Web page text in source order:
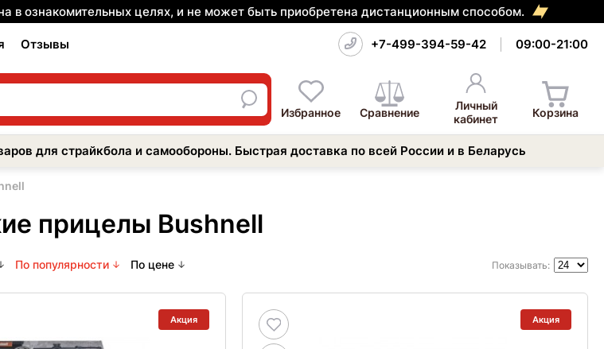
в ознакомительных целях, и не может быть приобретена дистанционным способом.
Отзывы +7-499-394-59-42 09:00-21:00
Избранное Сравнение
Личный
кабинет
Корзина
для страйкбола и самообороны. Быстрая доставка по всей России и в Беларусь
прицелы Bushnell
По популярности По цене Показывать:
Акция Акция